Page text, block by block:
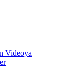
Videoya